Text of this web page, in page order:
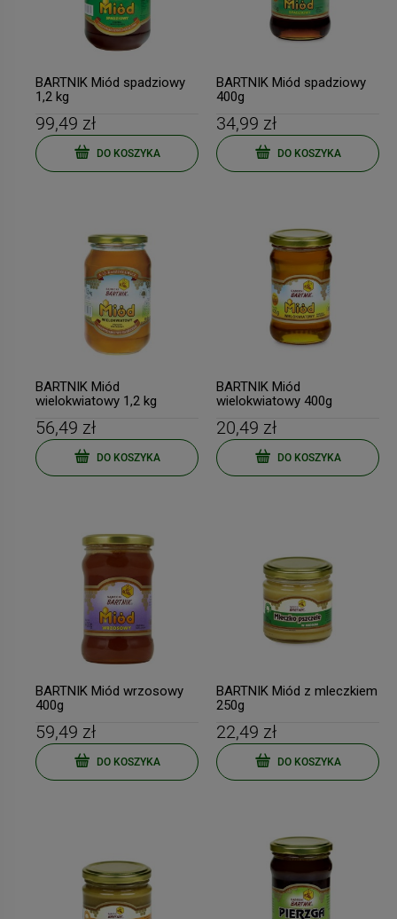
BARTNIK Miód spadziowy
1,2 kg
99,49 zł
DO KOSZYKA
BARTNIK Miód spadziowy
400g
34,99 zł
DO KOSZYKA
BARTNIK Miód
wielokwiatowy 1,2 kg
56,49 zł
DO KOSZYKA
BARTNIK Miód
wielokwiatowy 400g
20,49 zł
DO KOSZYKA
BARTNIK Miód wrzosowy
400g
59,49 zł
DO KOSZYKA
BARTNIK Miód z mleczkiem
250g
22,49 zł
DO KOSZYKA